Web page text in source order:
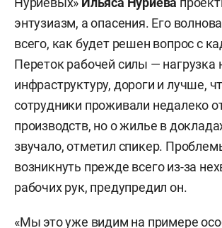
энтузиазм, а опасения. Его
всего, как будет решен вопрос с
Переток рабочей силы — нагрузка
инфраструктуру, дороги и лучше,
сотрудники проживали недалеко
производств, но о жилье в
звучало, отметил спикер.
возникнуть прежде всего из-за
рабочих рук, предупредил он.
«Мы это уже видим на примере